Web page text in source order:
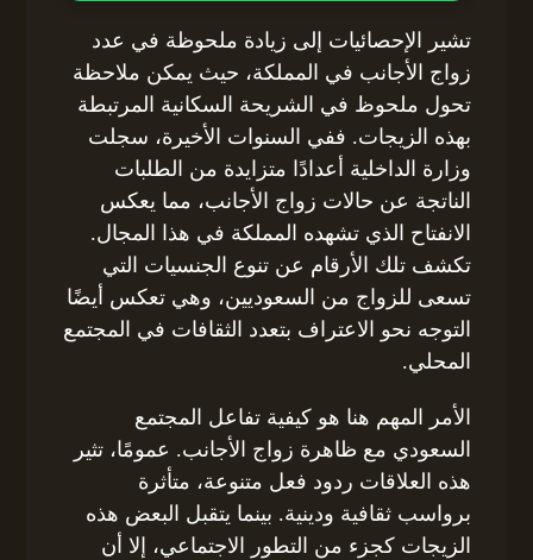
تشير الإحصائيات إلى زيادة ملحوظة في عدد
زواج الأجانب في المملكة، حيث يمكن ملاحظة
تحول ملحوظ في الشريحة السكانية المرتبطة
بهذه الزيجات. ففي السنوات الأخيرة، سجلت
وزارة الداخلية أعدادًا متزايدة من الطلبات
الناتجة عن حالات زواج الأجانب، مما يعكس
الانفتاح الذي تشهده المملكة في هذا المجال.
تكشف تلك الأرقام عن تنوع الجنسيات التي
تسعى للزواج من السعوديين، وهي تعكس أيضًا
التوجه نحو الاعتراف بتعدد الثقافات في المجتمع
المحلي.
الأمر المهم هنا هو كيفية تفاعل المجتمع
السعودي مع ظاهرة زواج الأجانب. عمومًا، تثير
هذه العلاقات ردود فعل متنوعة، متأثرة
برواسب ثقافية ودينية. بينما يتقبل البعض هذه
الزيجات كجزء من التطور الاجتماعي، إلا أن